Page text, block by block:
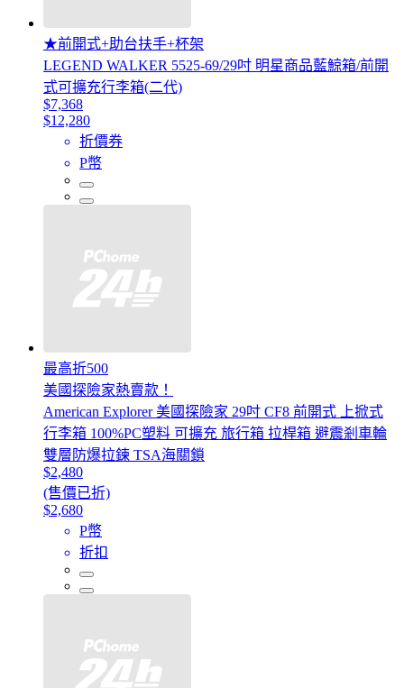
★前開式+助台扶手+杯架
LEGEND WALKER 5525-69/29吋 明星商品藍鯨箱/前開
式可擴充行李箱(二代)
$7,368
$12,280
折價券
P幣
最高折500
美國探險家熱賣款！
American Explorer 美國探險家 29吋 CF8 前開式 上掀式
行李箱 100%PC塑料 可擴充 旅行箱 拉桿箱 避震剎車輪
雙層防爆拉鍊 TSA海關鎖
$2,480
(售價已折)
$2,680
P幣
折扣